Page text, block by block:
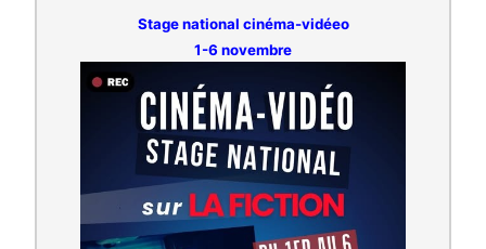
Stage national cinéma-vidéeo
1-6 novembre